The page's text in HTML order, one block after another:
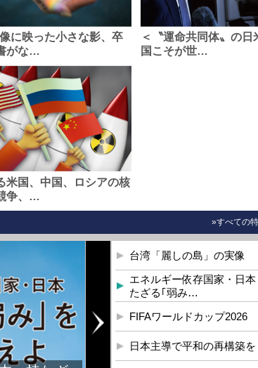
に映った小さな影、卒
がな…
＜〝運命共同体〟の日
国こそが世…
米国、中国、ロシアの核
争、…
»すべての
台湾「麗しの島」の実像
エネルギー依存国家・日
たざる｢弱み…
FIFAワールドカップ2026
日本主導で平和の再構築を